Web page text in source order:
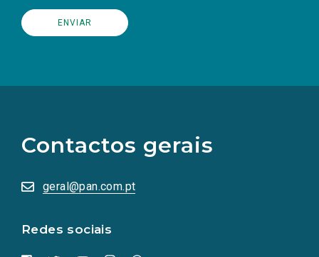
Contactos gerais
geral@pan.com.pt
Redes sociais
redes
sociais
numa
nova